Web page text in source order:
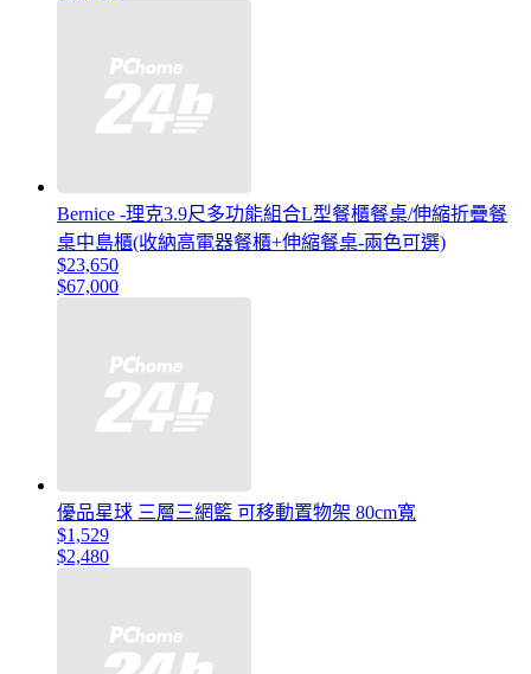
Bernice -理克3.9尺多功能組合L型餐櫃餐桌/伸縮折疊餐
桌中島櫃(收納高電器餐櫃+伸縮餐桌-兩色可選)
$23,650
$67,000
優品星球 三層三網籃 可移動置物架 80cm寬
$1,529
$2,480